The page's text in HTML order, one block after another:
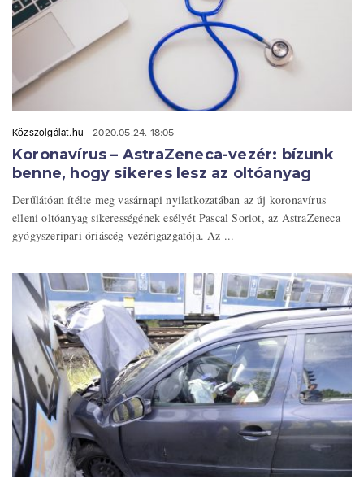
Közszolgálat.hu 2020.05.24. 18:05
Koronavírus – AstraZeneca-vezér: bízunk
benne, hogy sikeres lesz az oltóanyag
Derűlátóan ítélte meg vasárnapi nyilatkozatában az új koronavírus
elleni oltóanyag sikerességének esélyét Pascal Soriot, az AstraZeneca
gyógyszeripari óriáscég vezérigazgatója. Az ...